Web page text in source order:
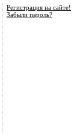
Регистрация на сайте!
Забыли пароль?